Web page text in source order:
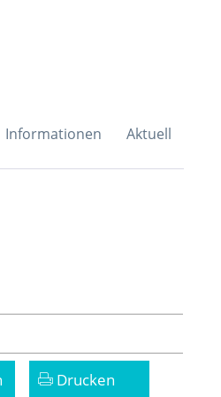
Informationen Aktuell
Drucken